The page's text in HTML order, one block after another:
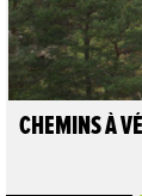
CHEMINS À